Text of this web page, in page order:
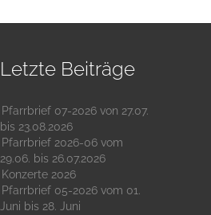
Letzte Beiträge
Pfarrbrief 07-2026 von 27.07.
bis 23.08.2026
Pfarrbrief 2026-06 vom
29.06. bis 26.07.2026
Konzerte 2026
Pfarrbrief 05-2026 vom 01.
Juni bis 28. Juni